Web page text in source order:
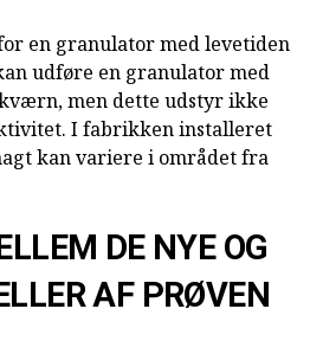
en granulator med levetiden
udføre en granulator med
men dette udstyr ikke
I fabrikken installeret
kan variere i området fra
DE NYE OG
AF PRØVEN